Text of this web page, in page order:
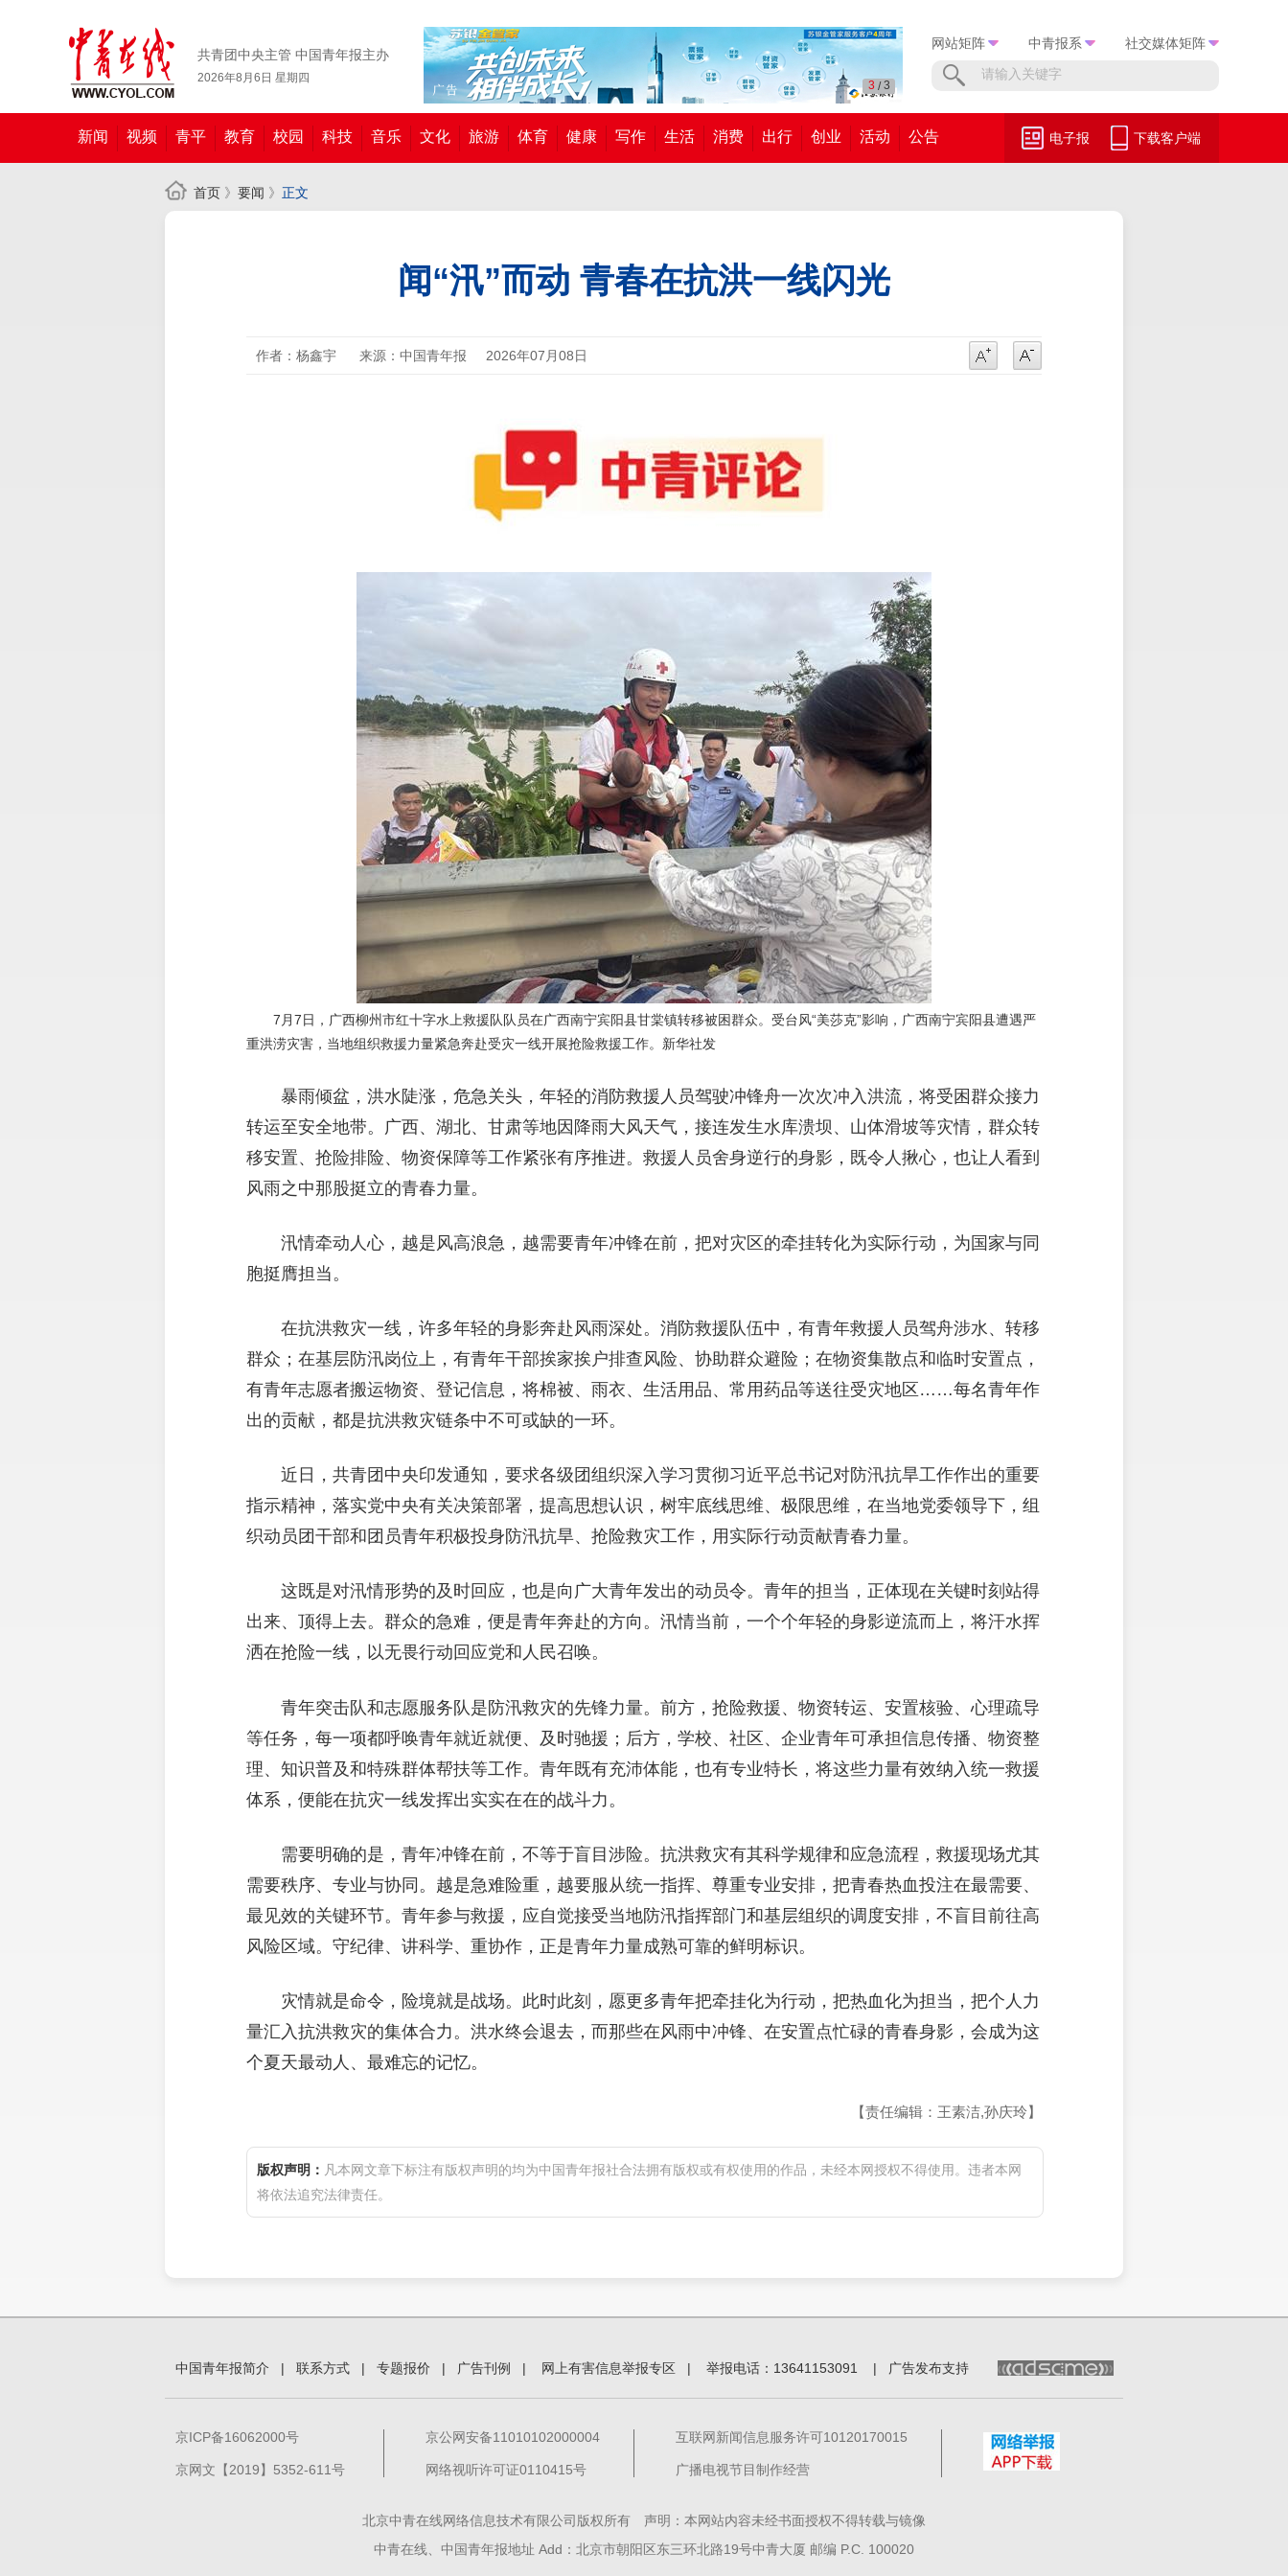
共青团中央主管 中国青年报主办
2026年8月6日 星期四
1 / 3
网站矩阵 中青报系 社交媒体矩阵
新闻 视频 青平 教育 校园 科技 音乐 文化 旅游 体育 健康 写作 生活 消费 出行 创业 活动 公告 电子报 下载客户端
首页 》 要闻 》 正文
闻“汛”而动 青春在抗洪一线闪光
作者：杨鑫宇 来源：中国青年报 2026年07月08日
7月7日，广西柳州市红十字水上救援队队员在广西南宁宾阳县甘棠镇转移被困群众。受台风“美莎克”影响，广西南宁宾阳县遭遇严
重洪涝灾害，当地组织救援力量紧急奔赴受灾一线开展抢险救援工作。新华社发
暴雨倾盆，洪水陡涨，危急关头，年轻的消防救援人员驾驶冲锋舟一次次冲入洪流，将受困群众接力
转运至安全地带。广西、湖北、甘肃等地因降雨大风天气，接连发生水库溃坝、山体滑坡等灾情，群众转
移安置、抢险排险、物资保障等工作紧张有序推进。救援人员舍身逆行的身影，既令人揪心，也让人看到
风雨之中那股挺立的青春力量。
汛情牵动人心，越是风高浪急，越需要青年冲锋在前，把对灾区的牵挂转化为实际行动，为国家与同
胞挺膺担当。
在抗洪救灾一线，许多年轻的身影奔赴风雨深处。消防救援队伍中，有青年救援人员驾舟涉水、转移
群众；在基层防汛岗位上，有青年干部挨家挨户排查风险、协助群众避险；在物资集散点和临时安置点，
有青年志愿者搬运物资、登记信息，将棉被、雨衣、生活用品、常用药品等送往受灾地区……每名青年作
出的贡献，都是抗洪救灾链条中不可或缺的一环。
近日，共青团中央印发通知，要求各级团组织深入学习贯彻习近平总书记对防汛抗旱工作作出的重要
指示精神，落实党中央有关决策部署，提高思想认识，树牢底线思维、极限思维，在当地党委领导下，组
织动员团干部和团员青年积极投身防汛抗旱、抢险救灾工作，用实际行动贡献青春力量。
这既是对汛情形势的及时回应，也是向广大青年发出的动员令。青年的担当，正体现在关键时刻站得
出来、顶得上去。群众的急难，便是青年奔赴的方向。汛情当前，一个个年轻的身影逆流而上，将汗水挥
洒在抢险一线，以无畏行动回应党和人民召唤。
青年突击队和志愿服务队是防汛救灾的先锋力量。前方，抢险救援、物资转运、安置核验、心理疏导
等任务，每一项都呼唤青年就近就便、及时驰援；后方，学校、社区、企业青年可承担信息传播、物资整
理、知识普及和特殊群体帮扶等工作。青年既有充沛体能，也有专业特长，将这些力量有效纳入统一救援
体系，便能在抗灾一线发挥出实实在在的战斗力。
需要明确的是，青年冲锋在前，不等于盲目涉险。抗洪救灾有其科学规律和应急流程，救援现场尤其
需要秩序、专业与协同。越是急难险重，越要服从统一指挥、尊重专业安排，把青春热血投注在最需要、
最见效的关键环节。青年参与救援，应自觉接受当地防汛指挥部门和基层组织的调度安排，不盲目前往高
风险区域。守纪律、讲科学、重协作，正是青年力量成熟可靠的鲜明标识。
灾情就是命令，险境就是战场。此时此刻，愿更多青年把牵挂化为行动，把热血化为担当，把个人力
量汇入抗洪救灾的集体合力。洪水终会退去，而那些在风雨中冲锋、在安置点忙碌的青春身影，会成为这
个夏天最动人、最难忘的记忆。
【责任编辑：王素洁,孙庆玲】
版权声明： 凡本网文章下标注有版权声明的均为中国青年报社合法拥有版权或有权使用的作品，未经本网授权不得使用。违者本网
将依法追究法律责任。
中国青年报简介 | 联系方式 | 专题报价 | 广告刊例 | 网上有害信息举报专区 | 举报电话：13641153091 | 广告发布支持
京ICP备16062000号
京网文【2019】5352-611号
京公网安备11010102000004
网络视听许可证0110415号
互联网新闻信息服务许可10120170015
广播电视节目制作经营
北京中青在线网络信息技术有限公司版权所有 声明：本网站内容未经书面授权不得转载与镜像
中青在线、中国青年报地址 Add：北京市朝阳区东三环北路19号中青大厦 邮编 P.C. 100020